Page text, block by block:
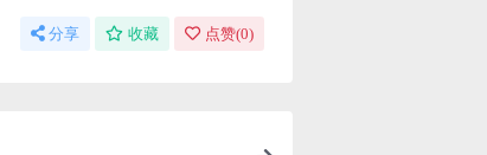
分享 收藏 点赞(0)